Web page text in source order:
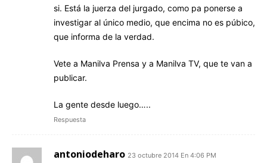
si. Está la juerza del jurgado, como pa ponerse a
investigar al único medio, que encima no es púbico,
que informa de la verdad.
Vete a Manilva Prensa y a Manilva TV, que te van a
publicar.
La gente desde luego…..
Respuesta
antoniodeharo 23 octubre 2014 En 4:06 PM